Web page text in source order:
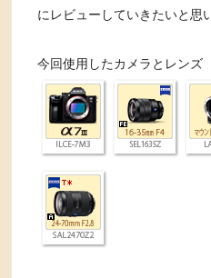
にレビューしていきたいと思
今回使用したカメラとレンズ